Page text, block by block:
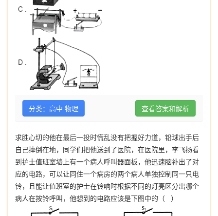
C .
D .
分类：高中 物理 查看答案和解析
求胜心切的他在最后一投时慌乱没有把握好力道，铅球出手后
自己摔倒在地，同学们把他送到了医院，在医院里，李飞扬看
到护士值班室墙上有一个病人呼叫器面板，他迅速脑补出了对
应的电路，可以让同住一个病房的两个病人单独控制同一只电
铃，且能让值班室的护士在铃响时根据不同的灯亮区分出哪个
病人在按铃呼叫，他想到的电路应该是下图中的（ ）